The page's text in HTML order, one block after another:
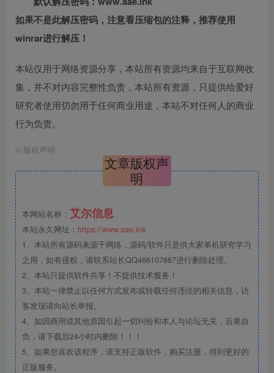
如果不是此解压密码，注意看压缩包的注释，推荐使用
winrar进行解压！
本站仅用于网络资源分享，本站所有资源均来自于互联网收
集，并不对内容完整性负责，本站所有资源，只提供给爱好
研究者使用切勿用于任何商业用途，本站不对任何人的商业
行为负责。
© 版权声明
文章版权声
明
本网站名称： 艾尔信息
本站永久网址： https://www.aae.ink
1、本站所有源码来源于网络，源码/软件只是供大家单机研究学习
之用，如有侵权，请联系站长QQ466107887进行删除处理。
2、本站只提供软件共享！不提供技术服务！
3、本站一律禁止以任何方式发布或转载任何违法的相关信息，访
客发现请向站长举报。
4、如因商用或其他原因引起一切纠纷和本人与论坛无关，后果自
负，请下载后24小时内删除！！！
5、如果您喜欢该程序，请支持正版软件，购买注册，得到更好的
正版服务。